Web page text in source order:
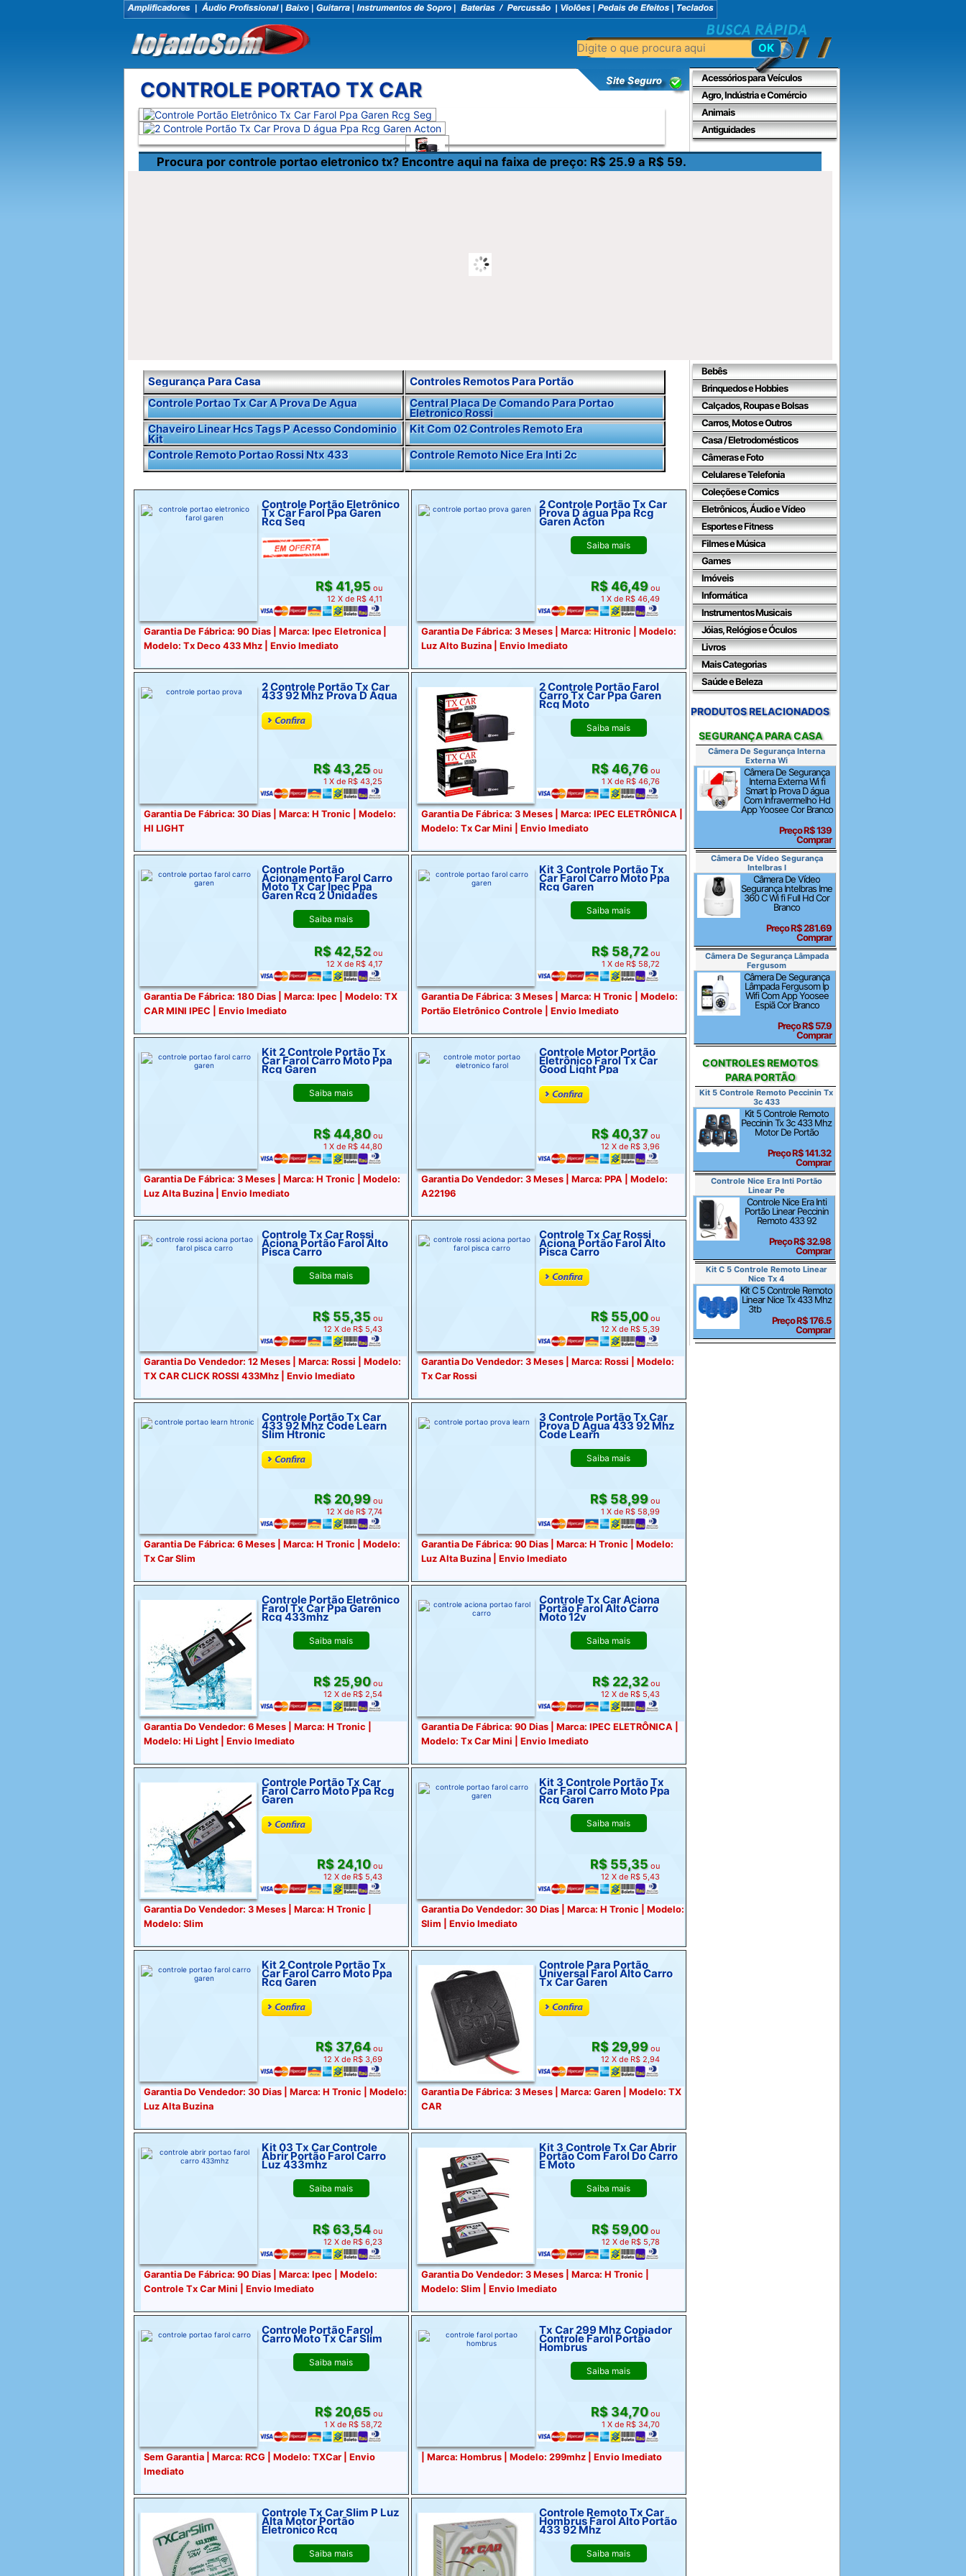
CONTROLE PORTAO TX CAR
Procura por controle portao eletronico tx? Encontre aqui na faixa de preço: R$ 25.9 a R$ 59.
Segurança Para Casa
Controles Remotos Para Portão
Controle Portao Tx Car A Prova De Agua
Central Placa De Comando Para Portao
Eletronico Rossi
Chaveiro Linear Hcs Tags P Acesso Condominio
Kit
Kit Com 02 Controles Remoto Era
Controle Remoto Portao Rossi Ntx 433
Controle Remoto Nice Era Inti 2c
Controle Portão Eletrônico
Tx Car Farol Ppa Garen
Rcg Seg
Garantia De Fábrica: 90 Dias | Marca: Ipec Eletronica |
Modelo: Tx Deco 433 Mhz | Envio Imediato
R$ 41,95 ou
12 X de R$ 4,11
2 Controle Portão Tx Car
Prova D água Ppa Rcg
Garen Acton
Saiba mais
Garantia De Fábrica: 3 Meses | Marca: Hitronic | Modelo:
Luz Alto Buzina | Envio Imediato
R$ 46,49 ou
1 X de R$ 46,49
2 Controle Portão Tx Car
433 92 Mhz Prova D Água
Garantia De Fábrica: 30 Dias | Marca: H Tronic | Modelo:
HI LIGHT
R$ 43,25 ou
1 X de R$ 43,25
2 Controle Portão Farol
Carro Tx Car Ppa Garen
Rcg Moto
Saiba mais
Garantia De Fábrica: 3 Meses | Marca: IPEC ELETRÔNICA |
Modelo: Tx Car Mini | Envio Imediato
R$ 46,76 ou
1 X de R$ 46,76
Controle Portão
Acionamento Farol Carro
Moto Tx Car Ipec Ppa
Garen Rcg 2 Unidades
Saiba mais
Garantia De Fábrica: 180 Dias | Marca: Ipec | Modelo: TX
CAR MINI IPEC | Envio Imediato
R$ 42,52ou
12 X de R$ 4,17
Kit 3 Controle Portão Tx
Car Farol Carro Moto Ppa
Rcg Garen
Saiba mais
Garantia De Fábrica: 3 Meses | Marca: H Tronic | Modelo:
Portão Eletrônico Controle | Envio Imediato
R$ 58,72ou
1 X de R$ 58,72
Kit 2 Controle Portão Tx
Car Farol Carro Moto Ppa
Rcg Garen
Saiba mais
Garantia De Fábrica: 3 Meses | Marca: H Tronic | Modelo:
Luz Alta Buzina | Envio Imediato
R$ 44,80ou
1 X de R$ 44,80
Controle Motor Portão
Eletrônico Farol Tx Car
Good Light Ppa
Garantia Do Vendedor: 3 Meses | Marca: PPA | Modelo:
A22196
R$ 40,37 ou
12 X de R$ 3,96
Controle Tx Car Rossi
Aciona Portão Farol Alto
Pisca Carro
Saiba mais
Garantia Do Vendedor: 12 Meses | Marca: Rossi | Modelo:
TX CAR CLICK ROSSI 433Mhz | Envio Imediato
R$ 55,35 ou
12 X de R$ 5,43
Controle Tx Car Rossi
Aciona Portão Farol Alto
Pisca Carro
Garantia Do Vendedor: 3 Meses | Marca: Rossi | Modelo:
Tx Car Rossi
R$ 55,00ou
12 X de R$ 5,39
Controle Portão Tx Car
433 92 Mhz Code Learn
Slim Htronic
Garantia De Fábrica: 6 Meses | Marca: H Tronic | Modelo:
Tx Car Slim
R$ 20,99 ou
12 X de R$ 7,74
3 Controle Portão Tx Car
Prova D Água 433 92 Mhz
Code Learn
Saiba mais
Garantia De Fábrica: 90 Dias | Marca: H Tronic | Modelo:
Luz Alta Buzina | Envio Imediato
R$ 58,99 ou
1 X de R$ 58,99
Controle Portão Eletrônico
Farol Tx Car Ppa Garen
Rcg 433mhz
Saiba mais
Garantia Do Vendedor: 6 Meses | Marca: H Tronic |
Modelo: Hi Light | Envio Imediato
R$ 25,90ou
12 X de R$ 2,54
Controle Tx Car Aciona
Portão Farol Alto Carro
Moto 12v
Saiba mais
Garantia De Fábrica: 90 Dias | Marca: IPEC ELETRÔNICA |
Modelo: Tx Car Mini | Envio Imediato
R$ 22,32ou
12 X de R$ 5,43
Controle Portão Tx Car
Farol Carro Moto Ppa Rcg
Garen
Garantia Do Vendedor: 3 Meses | Marca: H Tronic |
Modelo: Slim
R$ 24,10ou
12 X de R$ 5,43
Kit 3 Controle Portão Tx
Car Farol Carro Moto Ppa
Rcg Garen
Saiba mais
Garantia Do Vendedor: 30 Dias | Marca: H Tronic | Modelo:
Slim | Envio Imediato
R$ 55,35 ou
12 X de R$ 5,43
Kit 2 Controle Portão Tx
Car Farol Carro Moto Ppa
Rcg Garen
Garantia Do Vendedor: 30 Dias | Marca: H Tronic | Modelo:
Luz Alta Buzina
R$ 37,64ou
12 X de R$ 3,69
Controle Para Portão
Universal Farol Alto Carro
Tx Car Garen
Garantia De Fábrica: 3 Meses | Marca: Garen | Modelo: TX
CAR
R$ 29,99 ou
12 X de R$ 2,94
Kit 03 Tx Car Controle
Abrir Portão Farol Carro
Luz 433mhz
Saiba mais
Garantia De Fábrica: 90 Dias | Marca: Ipec | Modelo:
Controle Tx Car Mini | Envio Imediato
R$ 63,54ou
12 X de R$ 6,23
Kit 3 Controle Tx Car Abrir
Portão Com Farol Do Carro
E Moto
Saiba mais
Garantia Do Vendedor: 3 Meses | Marca: H Tronic |
Modelo: Slim | Envio Imediato
R$ 59,00ou
12 X de R$ 5,78
Controle Portão Farol
Carro Moto Tx Car Slim
Saiba mais
Sem Garantia | Marca: RCG | Modelo: TXCar | Envio
Imediato
R$ 20,65 ou
1 X de R$ 58,72
Tx Car 299 Mhz Copiador
Controle Farol Portão
Hombrus
Saiba mais
| Marca: Hombrus | Modelo: 299mhz | Envio Imediato
R$ 34,70ou
1 X de R$ 34,70
Controle Tx Car Slim P Luz
Alta Motor Portão
Eletronico Rcg
Saiba mais
Controle Remoto Tx Car
Hombrus Farol Alto Portão
433 92 Mhz
Saiba mais
Acessórios para Veículos
Agro, Indústria e Comércio
Animais
Antiguidades
Bebês
Brinquedos e Hobbies
Calçados, Roupas e Bolsas
Carros, Motos e Outros
Casa / Eletrodomésticos
Câmeras e Foto
Celulares e Telefonia
Coleções e Comics
Eletrônicos, Áudio e Vídeo
Esportes e Fitness
Filmes e Música
Games
Imóveis
Informática
Instrumentos Musicais
Jóias, Relógios e Óculos
Livros
Mais Categorias
Saúde e Beleza
PRODUTOS RELACIONADOS
SEGURANÇA PARA CASA
Câmera De Segurança Interna
Externa Wi
Câmera De Segurança
Interna Externa Wi fi
Smart Ip Prova D água
Com Infravermelho Hd
App Yoosee Cor Branco
Preço R$ 139
Comprar
Câmera De Vídeo Segurança
Intelbras I
Câmera De Vídeo
Segurança Intelbras Ime
360 C Wi fi Full Hd Cor
Branco
Preço R$ 281.69
Comprar
Câmera De Segurança Lâmpada
Fergusom
Câmera De Segurança
Lâmpada Fergusom Ip
Wifi Com App Yoosee
Espiã Cor Branco
Preço R$ 57.9
Comprar
CONTROLES REMOTOS
PARA PORTÃO
Kit 5 Controle Remoto Peccinin Tx
3c 433
Kit 5 Controle Remoto
Peccinin Tx 3c 433 Mhz
Motor De Portão
Preço R$ 141.32
Comprar
Controle Nice Era Inti Portão
Linear Pe
Controle Nice Era Inti
Portão Linear Peccinin
Remoto 433 92
Preço R$ 32.98
Comprar
Kit C 5 Controle Remoto Linear
Nice Tx 4
Kit C 5 Controle Remoto
Linear Nice Tx 433 Mhz
3tb
Preço R$ 176.5
Comprar